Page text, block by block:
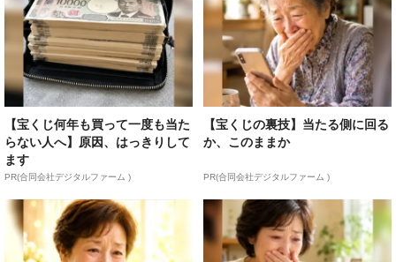
【宝くじ何年も買って一度も当た
らない人へ】原因、はっきりして
ます
PR(合同会社デジタルファーム )
【宝くじの裏技】当たる側に回る
か、このままか
PR(合同会社デジタルファーム )